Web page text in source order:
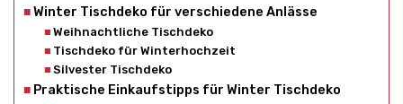
Winter Tischdeko für verschiedene Anlässe
Weihnachtliche Tischdeko
Tischdeko für Winterhochzeit
Silvester Tischdeko
Praktische Einkaufstipps für Winter Tischdeko